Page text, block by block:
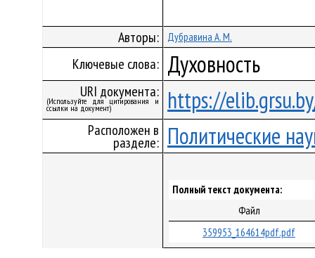
Авторы: Дубравина А. М.
Ключевые слова: Духовность
URI документа:
(Используйте для цитирования и
ссылки на документ) https://
Расположен в
разделе: Политические
Полный текст документа:
Файл
359953_164614pdf.pdf